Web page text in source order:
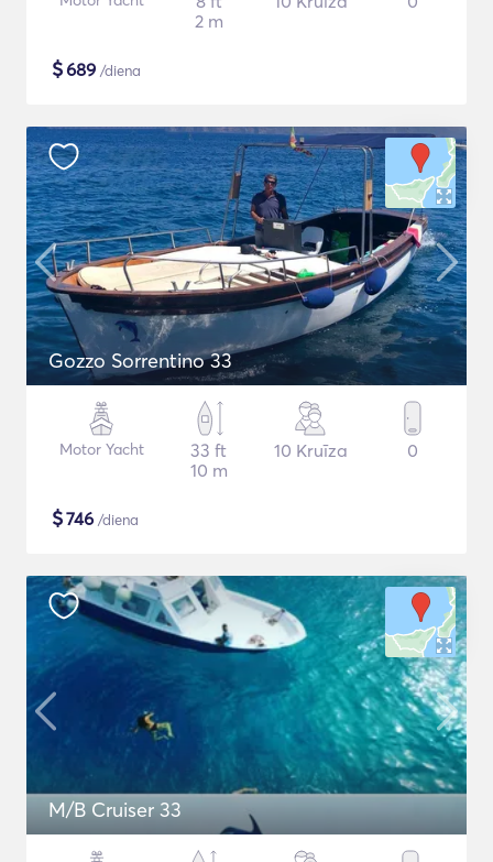
2 m
$689 /diena
Gozzo Sorrentino 33
Motor Yacht
33 ft
10 m
10 Kruīza 0
$746 /diena
M/B Cruiser 33